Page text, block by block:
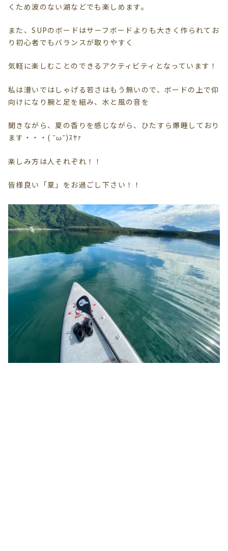
くため波のない湖などでも楽しめます。
また、SUPのボードはサーフボードよりも大きく作られてお
り初心者でもバランスが取りやすく
気軽に楽しむことのできるアクティビティとなっています！
私は漕いではしゃげる若さはもう無いので、ボードの上で仰
向けになり腕と足を組み、水と風の音を
聞きながら、夏の香りを感じながら、ひたすら爆睡しており
ます・・・( ˘ω˘)ｽﾔｧ
楽しみ方は人それぞれ！！
皆様良い「夏」をお過ごし下さい！！